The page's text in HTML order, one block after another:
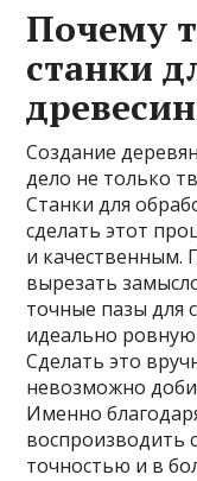
Почему
станки
Создание
дело не только
Станки для
сделать этот
и качественным.
вырезать
точные пазы для
идеально
Сделать это
невозможно
Именно
воспроизводить
точностью и в